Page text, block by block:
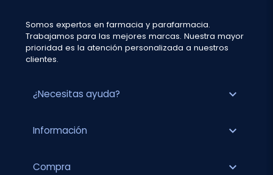
Somos expertos en farmacia y parafarmacia.
Trabajamos para las mejores marcas. Nuestra mayor
prioridad es la atención personalizada a nuestros
clientes.
¿Necesitas ayuda? expand_more
Información expand_more
Compra expand_more